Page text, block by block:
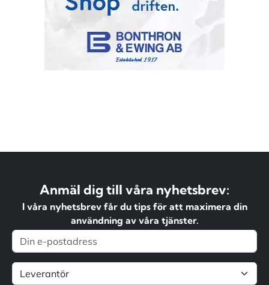
Anmäl dig till våra nyhetsbrev:
I våra nyhetsbrev får du tips för att maximera din
användning av våra tjänster.